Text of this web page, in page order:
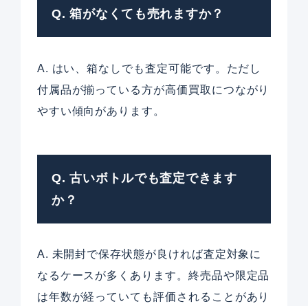
Q. 箱がなくても売れますか？
A. はい、箱なしでも査定可能です。ただし
付属品が揃っている方が高価買取につながり
やすい傾向があります。
Q. 古いボトルでも査定できます
か？
A. 未開封で保存状態が良ければ査定対象に
なるケースが多くあります。終売品や限定品
は年数が経っていても評価されることがあり